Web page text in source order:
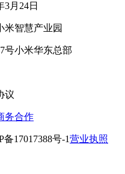
3月24日
米智慧产业园
号小米华东总部
议
务合作
备17017388号-1营业执照